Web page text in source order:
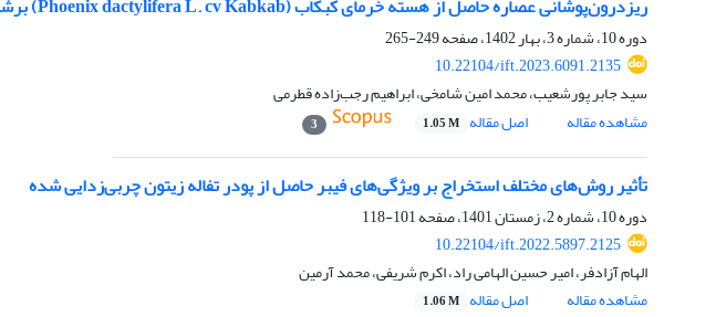
دوره 10، شماره 3، بهار 1402، صفحه
249-265
10.22104/ift.2023.6091.2135
سید جابر پورشعیب، محمد امین شامخی، ابراهیم رجب‌زاده قطرمی
مشاهده مقاله
اصل مقاله 1.05 M
3
تأثیر روش‌های مختلف استخراج بر ویژگی‌های فیبر حاصل از پودر تفاله زیتون چربی‌زدایی شده
دوره 10، شماره 2، زمستان 1401، صفحه
101-118
10.22104/ift.2022.5897.2125
الهام آزادفر، امیر حسین الهامی راد، اکرم شریفی، محمد آرمین
مشاهده مقاله
اصل مقاله 1.06 M